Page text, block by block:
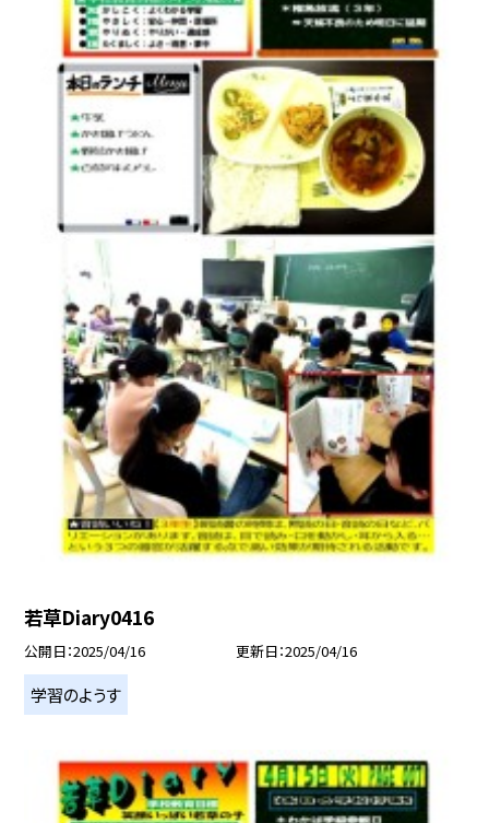
若草Diary0416
公開日 2025/04/16 更新日 2025/04/16
学習のようす